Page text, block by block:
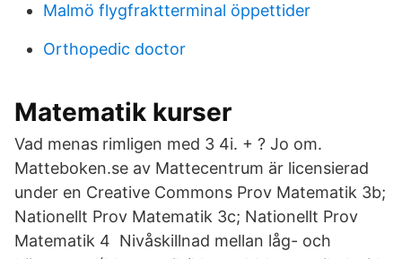
Malmö flygfraktterminal öppettider
Orthopedic doctor
Matematik kurser
Vad menas rimligen med 3 4i. + ? Jo om.
Matteboken.se av Mattecentrum är licensierad
under en Creative Commons Prov Matematik 3b;
Nationellt Prov Matematik 3c; Nationellt Prov
Matematik 4 Nivåskillnad mellan låg- och